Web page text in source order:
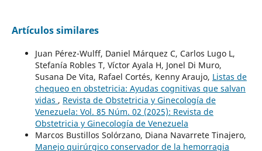
Artículos similares
Juan Pérez-Wulff, Daniel Márquez C, Carlos Lugo L,
Stefanía Robles T, Víctor Ayala H, Jonel Di Muro,
Susana De Vita, Rafael Cortés, Kenny Araujo, Listas de
chequeo en obstetricia: Ayudas cognitivas que salvan
vidas , Revista de Obstetricia y Ginecología de
Venezuela: Vol. 85 Núm. 02 (2025): Revista de
Obstetricia y Ginecología de Venezuela
Marcos Bustillos Solórzano, Diana Navarrete Tinajero,
Manejo quirúrgico conservador de la hemorragia